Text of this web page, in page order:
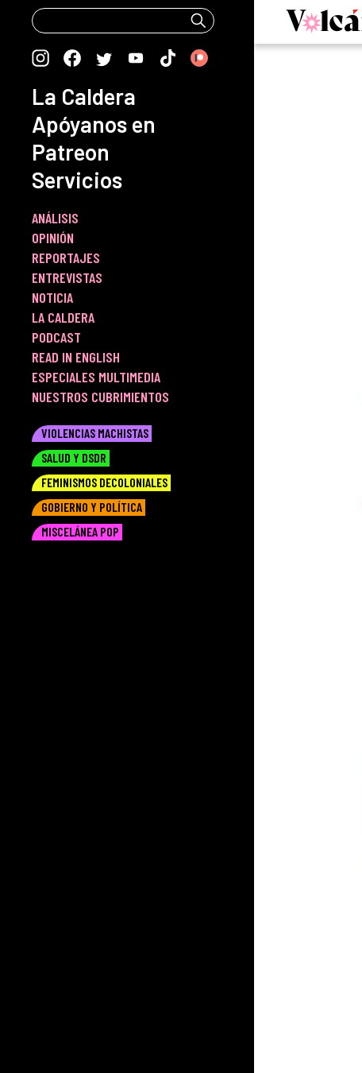
content
La Caldera
Apóyanos en
Patreon
Servicios
ANÁLISIS
OPINIÓN
REPORTAJES
ENTREVISTAS
NOTICIA
LA CALDERA
PODCAST
READ IN ENGLISH
ESPECIALES MULTIMEDIA
NUESTROS CUBRIMIENTOS
VIOLENCIAS MACHISTAS
SALUD Y DSDR
FEMINISMOS DECOLONIALES
GOBIERNO Y POLÍTICA
MISCELÁNEA POP